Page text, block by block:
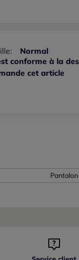
Normal
conforme à la
cet article